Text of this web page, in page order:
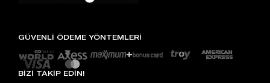
GÜVENLİ ÖDEME YÖNTEMLERİ
BİZİ TAKİP EDİN!